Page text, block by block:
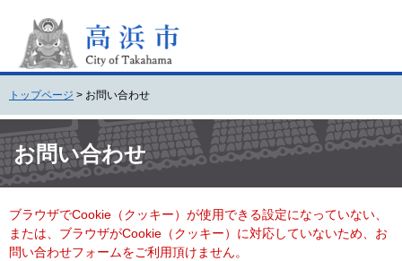
頭
で
す
。
飛
ば
し
て
本
へ
トップページ > お問い合わせ
文 お問い合わせ
ブラウザでCookie（クッキー）が使用できる設定になっていない、
または、ブラウザがCookie（クッキー）に対応していないため、お
問い合わせフォームをご利用頂けません。